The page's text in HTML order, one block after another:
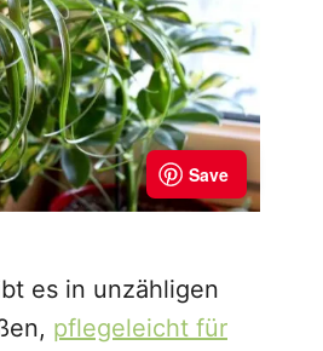
es in unzähligen
pflegeleicht für